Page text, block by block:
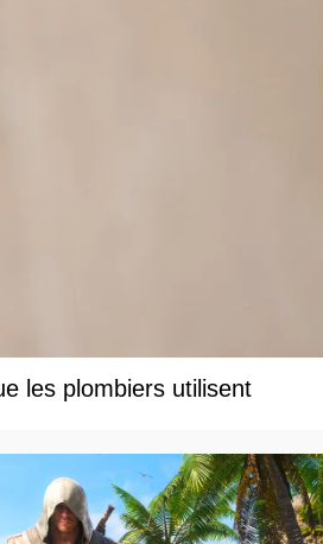
les plombiers utilisent